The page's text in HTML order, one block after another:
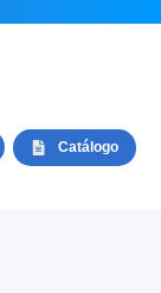
Catálogo